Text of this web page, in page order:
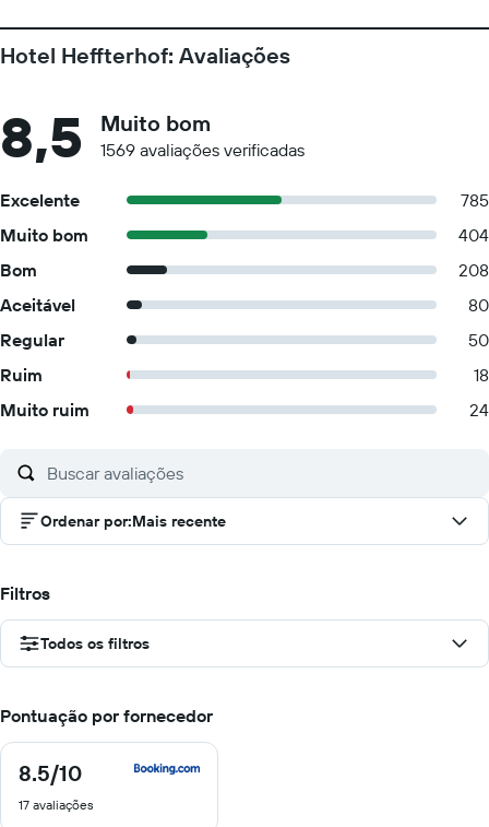
Hotel Heffterhof: Avaliações
8,5 Muito bom
1569 avaliações verificadas
Excelente
785
Muito bom
404
Bom
208
Aceitável
80
Regular
50
Ruim
18
Muito ruim
24
Ordenar por:Mais recente
Filtros
Todos os filtros
Pontuação por fornecedor
8.5/10
8.5
10
17 avaliações